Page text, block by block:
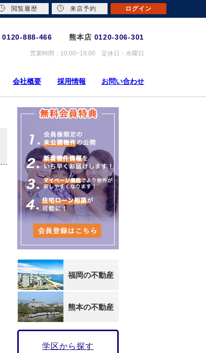
0120-888-466 熊本店 0120-306-301
営業時間：10:00~19:00 定休日：水曜日
会社概要 採用情報 お問い合わせ
福岡の不動産
熊本の不動産
学区から探す
閲覧履歴 来店予約 ログイン